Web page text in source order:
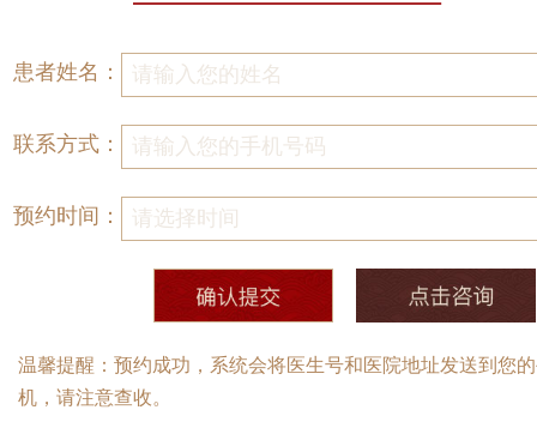
患者姓名：
联系方式：
预约时间：
温馨提醒：预约成功，系统会将医生号和医院地址发送到您
机，请注意查收。